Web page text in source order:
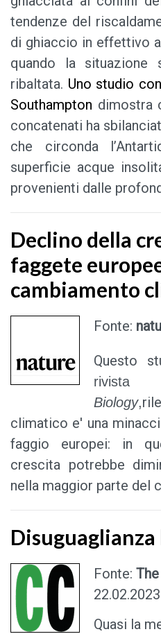
tendenze del
di ghiaccio in effettivo
quando la situazione
ribaltata. Uno studio
Southampton dimostra
concatenati ha
che circonda
superficie acque
provenienti dalle
Declino della
faggete
cambiamento
Fonte:
Questo
Biology,
climatico e' una
faggio europei: in
crescita potrebbe
nella maggior parte del
Disuguaglianza
Fonte:
22.02.2023
Quasi la